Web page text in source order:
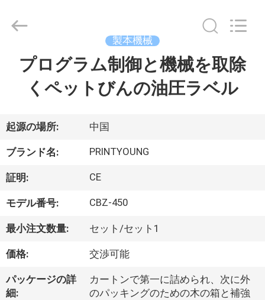
ロ
ダ
ク
ト
デ
オ
2015
International
製本機械
プログラム制御と機械を取除
くペットびんの油圧ラベル
起源の場所: 中国
ブランド名: PRINTYOUNG
証明: CE
モデル番号: CBZ-450
最小注文数量: セット/セット1
価格: 交渉可能
パッケージの詳
細:
カートンで第一に詰められ、次に外
のパッキングのための木の箱と補強